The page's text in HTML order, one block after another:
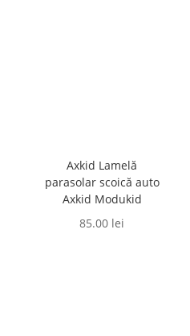
Axkid Lamelă
parasolar scoică auto
Axkid Modukid
85.00 lei